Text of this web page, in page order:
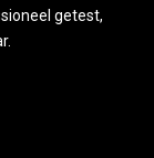
getest,